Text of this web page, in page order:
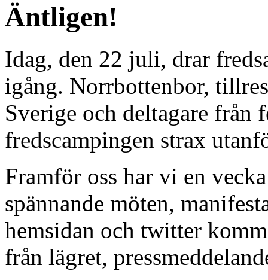
Äntligen!
Idag, den 22 juli, drar
igång. Norrbottenbor,
Sverige och deltagare från
fredscampingen strax
Framför oss har vi en
spännande möten,
hemsidan och twitter
från lägret,